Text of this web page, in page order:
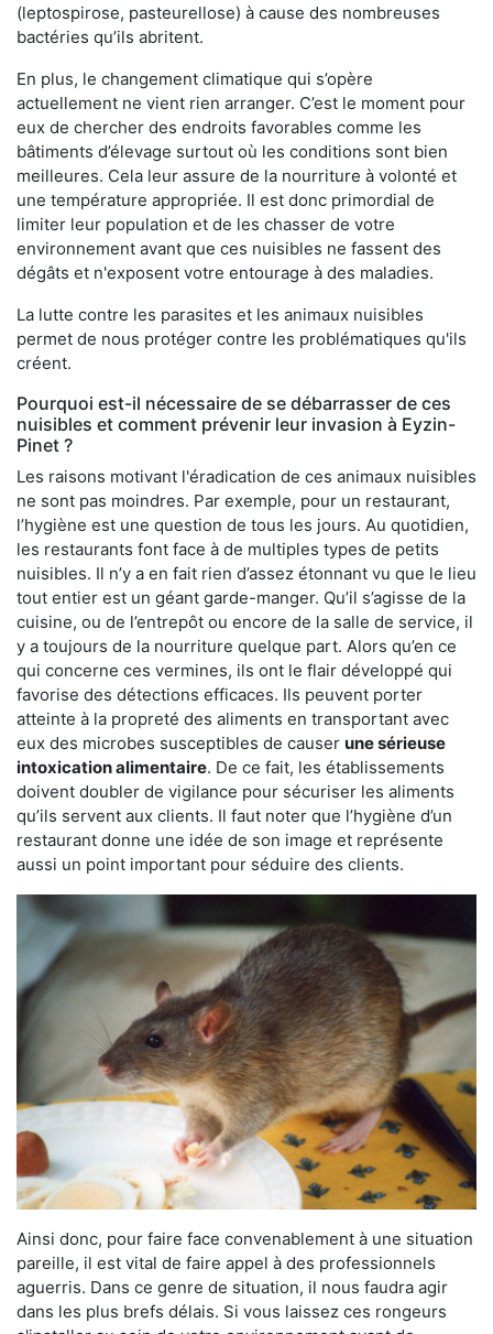
(leptospirose, pasteurellose) à cause des nombreuses
bactéries qu’ils abritent.
En plus, le changement climatique qui s’opère
actuellement ne vient rien arranger. C’est le moment pour
eux de chercher des endroits favorables comme les
bâtiments d’élevage surtout où les conditions sont bien
meilleures. Cela leur assure de la nourriture à volonté et
une température appropriée. Il est donc primordial de
limiter leur population et de les chasser de votre
environnement avant que ces nuisibles ne fassent des
dégâts et n'exposent votre entourage à des maladies.
La lutte contre les parasites et les animaux nuisibles
permet de nous protéger contre les problématiques qu'ils
créent.
Pourquoi est-il nécessaire de se débarrasser de ces
nuisibles et comment prévenir leur invasion à Eyzin-
Pinet ?
Les raisons motivant l'éradication de ces animaux nuisibles
ne sont pas moindres. Par exemple, pour un restaurant,
l’hygiène est une question de tous les jours. Au quotidien,
les restaurants font face à de multiples types de petits
nuisibles. Il n’y a en fait rien d’assez étonnant vu que le lieu
tout entier est un géant garde-manger. Qu’il s’agisse de la
cuisine, ou de l’entrepôt ou encore de la salle de service, il
y a toujours de la nourriture quelque part. Alors qu’en ce
qui concerne ces vermines, ils ont le flair développé qui
favorise des détections efficaces. Ils peuvent porter
atteinte à la propreté des aliments en transportant avec
eux des microbes susceptibles de causer une sérieuse
intoxication alimentaire. De ce fait, les établissements
doivent doubler de vigilance pour sécuriser les aliments
qu’ils servent aux clients. Il faut noter que l’hygiène d’un
restaurant donne une idée de son image et représente
aussi un point important pour séduire des clients.
Ainsi donc, pour faire face convenablement à une situation
pareille, il est vital de faire appel à des professionnels
aguerris. Dans ce genre de situation, il nous faudra agir
dans les plus brefs délais. Si vous laissez ces rongeurs